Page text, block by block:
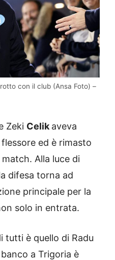
con il club (Ansa Foto) –
Zeki Celik aveva
ed è rimasto
Alla luce di
difesa torna ad
principale per la
solo in entrata.
tutti è quello di Radu
a Trigoria è